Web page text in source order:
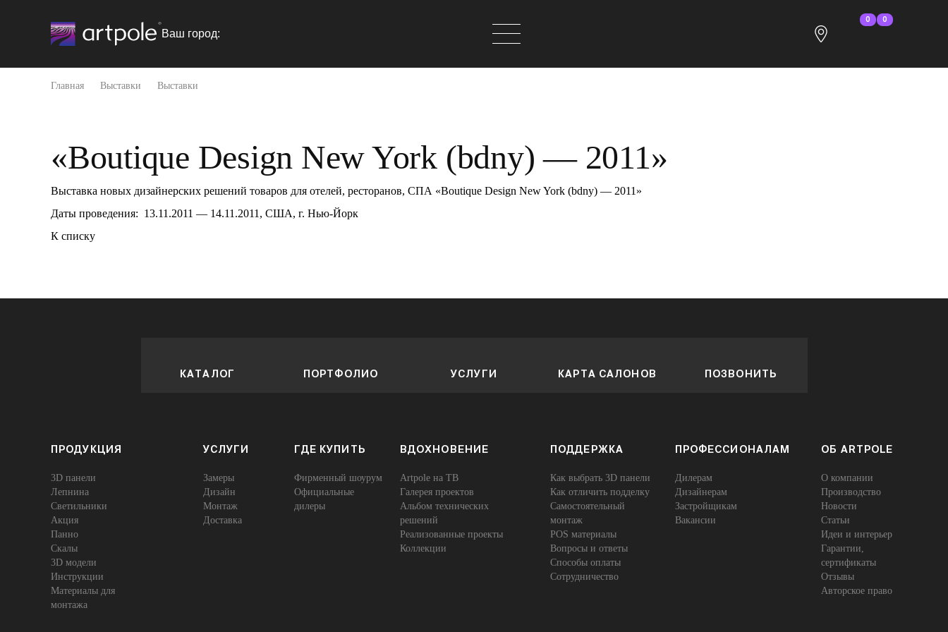
Ваш город:
0 0
Главная Выставки Выставки
«Boutique Design New York (bdny) — 2011»
Выставка новых дизайнерских решений товаров для отелей, ресторанов, СПА «Boutique Design New York (bdny) — 2011»
Даты проведения: 13.11.2011 — 14.11.2011, США, г. Нью-Йорк
К списку
КАТАЛОГ ПОРТФОЛИО УСЛУГИ КАРТА САЛОНОВ ПОЗВОНИТЬ
ПРОДУКЦИЯ
3D панели
Лепнина
Cветильники
Акция
Панно
Скалы
3D модели
Инструкции
Материалы для
монтажа
УСЛУГИ
Замеры
Дизайн
Монтаж
Доставка
ГДЕ КУПИТЬ
Фирменный шоурум
Официальные
дилеры
ВДОХНОВЕНИЕ
Artpole на ТВ
Галерея проектов
Альбом технических
решений
Реализованные проекты
Коллекции
ПОДДЕРЖКА
Как выбрать 3D панели
Как отличить подделку
Самостоятельный
монтаж
POS материалы
Вопросы и ответы
Способы оплаты
Сотрудничество
ПРОФЕССИОНАЛАМ
Дилерам
Дизайнерам
Застройщикам
Вакансии
ОБ ARTPOLE
О компании
Производство
Новости
Статьи
Идеи и интерьер
Гарантии,
сертификаты
Отзывы
Авторское право